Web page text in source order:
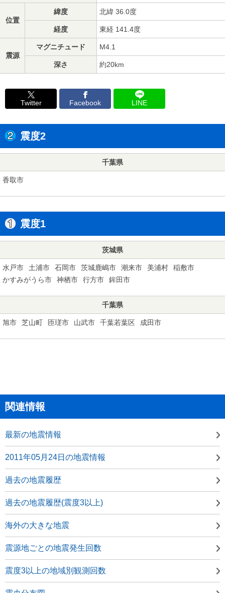
位置
緯度 北緯 36.0度
経度 東経 141.4度
震源
マグニチュード M4.1
深さ 約20km
Twitter Facebook LINE
震度2
千葉県
香取市
震度1
茨城県
水戸市 土浦市 石岡市 茨城鹿嶋市 潮来市 美浦村
稲敷市
かすみがうら市
神栖市 行方市 鉾田市
千葉県
旭市 芝山町 匝瑳市 山武市 千葉若葉区 成田市
関連情報
最新の地震情報
2011年05月24日の地震情報
過去の地震履歴
過去の地震履歴(震度3以上)
海外の大きな地震
震源地ごとの地震発生回数
震度3以上の地域別観測回数